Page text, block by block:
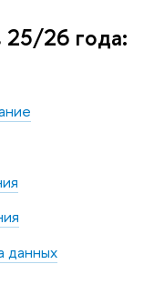
25/26 года:
данных